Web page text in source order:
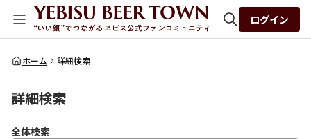
全体検索
ログイン
ホーム 詳細検索
詳細検索
全体検索